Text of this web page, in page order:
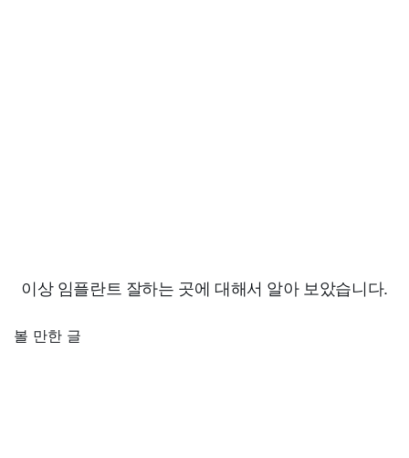
이상 임플란트 잘하는 곳에 대해서 알아 보았습니다.
볼 만한 글